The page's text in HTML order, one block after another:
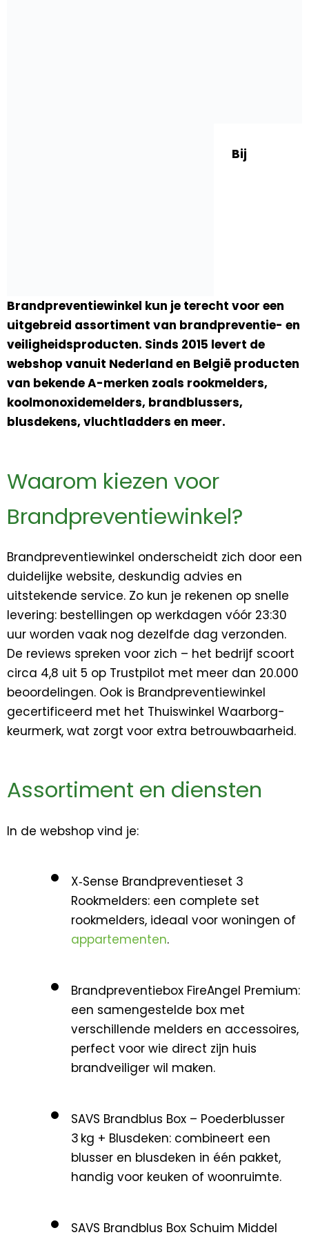
Bij
Brandpreventiewinkel kun je terecht voor een
uitgebreid assortiment van brandpreventie- en
veiligheidsproducten. Sinds 2015 levert de
webshop vanuit Nederland en België producten
van bekende A-merken zoals rookmelders,
koolmonoxidemelders, brandblussers,
blusdekens, vluchtladders en meer.
Waarom kiezen voor
Brandpreventiewinkel?
Brandpreventiewinkel onderscheidt zich door een
duidelijke website, deskundig advies en
uitstekende service. Zo kun je rekenen op snelle
levering: bestellingen op werkdagen vóór 23:30
uur worden vaak nog dezelfde dag verzonden.
De reviews spreken voor zich – het bedrijf scoort
circa 4,8 uit 5 op Trustpilot met meer dan 20.000
beoordelingen. Ook is Brandpreventiewinkel
gecertificeerd met het Thuiswinkel Waarborg-
keurmerk, wat zorgt voor extra betrouwbaarheid.
Assortiment en diensten
In de webshop vind je:
X‑Sense Brandpreventieset 3
Rookmelders: een complete set
rookmelders, ideaal voor woningen of
appartementen.
Brandpreventiebox FireAngel Premium:
een samengestelde box met
verschillende melders en accessoires,
perfect voor wie direct zijn huis
brandveiliger wil maken.
SAVS Brandblus Box – Poederblusser
3 kg + Blusdeken: combineert een
blusser en blusdeken in één pakket,
handig voor keuken of woonruimte.
SAVS Brandblus Box Schuim Middel